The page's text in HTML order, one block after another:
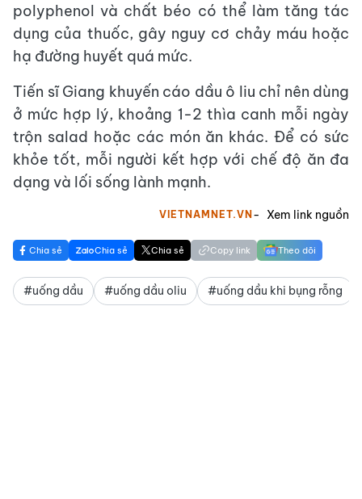
polyphenol và chất béo có thể làm tăng tác
dụng của thuốc, gây nguy cơ chảy máu hoặc
hạ đường huyết quá mức.
Tiến sĩ Giang khuyến cáo dầu ô liu chỉ nên dùng
ở mức hợp lý, khoảng 1-2 thìa canh mỗi ngày
trộn salad hoặc các món ăn khác. Để có sức
khỏe tốt, mỗi người kết hợp với chế độ ăn đa
dạng và lối sống lành mạnh.
VIETNAMNET.VN Xem link nguồn
Chia sẻ Chia sẻ Chia sẻ Copy link Theo dõi
#uống dầu #uống dầu oliu #uống dầu khi bụng rỗng